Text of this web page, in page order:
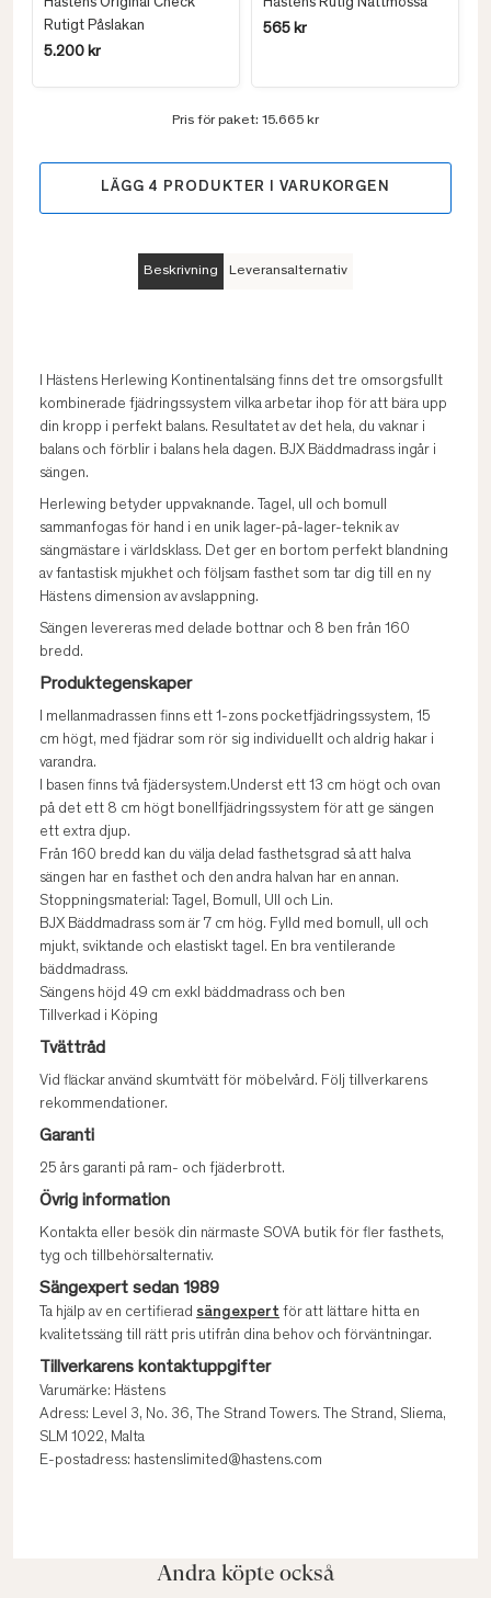
Hästens Original Check
Rutigt Påslakan
5.200 kr
Hästens Rutig Nattmössa
565 kr
Pris för paket: 15.665 kr
LÄGG 4 PRODUKTER I VARUKORGEN
Beskrivning Leveransalternativ
I Hästens Herlewing Kontinentalsäng finns det tre omsorgsfullt
kombinerade fjädringssystem vilka arbetar ihop för att bära upp
din kropp i perfekt balans. Resultatet av det hela, du vaknar i
balans och förblir i balans hela dagen. BJX Bäddmadrass ingår i
sängen.
Herlewing betyder uppvaknande. Tagel, ull och bomull
sammanfogas för hand i en unik lager-på-lager-teknik av
sängmästare i världsklass. Det ger en bortom perfekt blandning
av fantastisk mjukhet och följsam fasthet som tar dig till en ny
Hästens dimension av avslappning.
Sängen levereras med delade bottnar och 8 ben från 160
bredd.
Produktegenskaper
I mellanmadrassen finns ett 1-zons pocketfjädringssystem, 15
cm högt, med fjädrar som rör sig individuellt och aldrig hakar i
varandra.
I basen finns två fjädersystem.Underst ett 13 cm högt och ovan
på det ett 8 cm högt bonellfjädringssystem för att ge sängen
ett extra djup.
Från 160 bredd kan du välja delad fasthetsgrad så att halva
sängen har en fasthet och den andra halvan har en annan.
Stoppningsmaterial: Tagel, Bomull, Ull och Lin.
BJX Bäddmadrass som är 7 cm hög. Fylld med bomull, ull och
mjukt, sviktande och elastiskt tagel. En bra ventilerande
bäddmadrass.
Sängens höjd 49 cm exkl bäddmadrass och ben
Tillverkad i Köping
Tvättråd
Vid fläckar använd skumtvätt för möbelvård. Följ tillverkarens
rekommendationer.
Garanti
25 års garanti på ram- och fjäderbrott.
Övrig information
Kontakta eller besök din närmaste SOVA butik för fler fasthets,
tyg och tillbehörsalternativ.
Sängexpert sedan 1989
Ta hjälp av en certifierad sängexpert för att lättare hitta en
kvalitetssäng till rätt pris utifrån dina behov och förväntningar.
Tillverkarens kontaktuppgifter
Varumärke: Hästens
Adress: Level 3, No. 36, The Strand Towers. The Strand, Sliema,
SLM 1022, Malta
E-postadress: hastenslimited@hastens.com
Andra köpte också